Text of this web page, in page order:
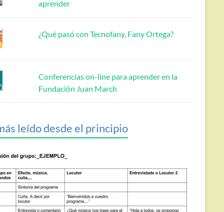
aprender
¿Qué pasó con Tecnofany, Fany Ortega?
Conferencias on-line para aprender en la
Fundación Juan March
leído desde el principio